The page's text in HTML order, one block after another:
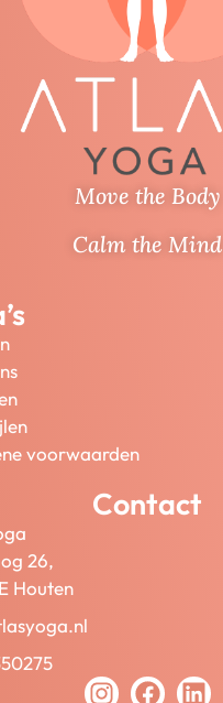
Move the Body
Calm the Mind
voorwaarden
Contact
26,
Houten